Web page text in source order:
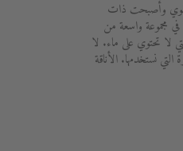
القوي وأصبحت ذات
مجموعة واسعة من
لا تحتوي على ماء. لا
نستخدمها. الأناقة